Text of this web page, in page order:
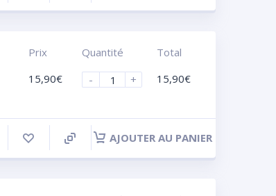
Prix
15,90€
Quantité
-
+
Total
15,90€
AJOUTER AU PANIER